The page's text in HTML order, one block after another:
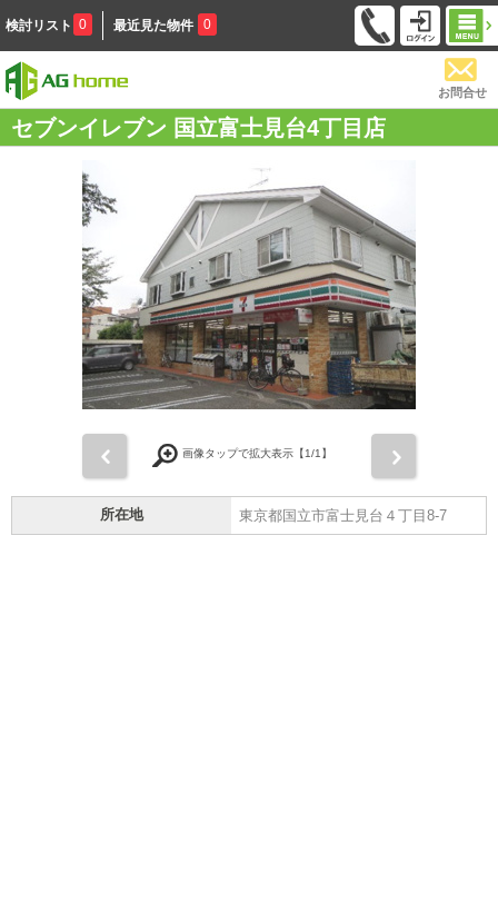
検討リスト 0 最近見た物件 0
お問合せ
セブンイレブン 国立富士見台4丁目店
画像タップで拡大表示【1/1】
所在地 東京都国立市富士見台４丁目8-7